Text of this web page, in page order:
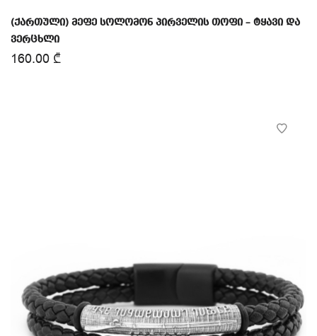
(ქართული) მეფე სოლომონ პირველის თოფი – ტყავი და
ვერცხლი
160.00 ₾